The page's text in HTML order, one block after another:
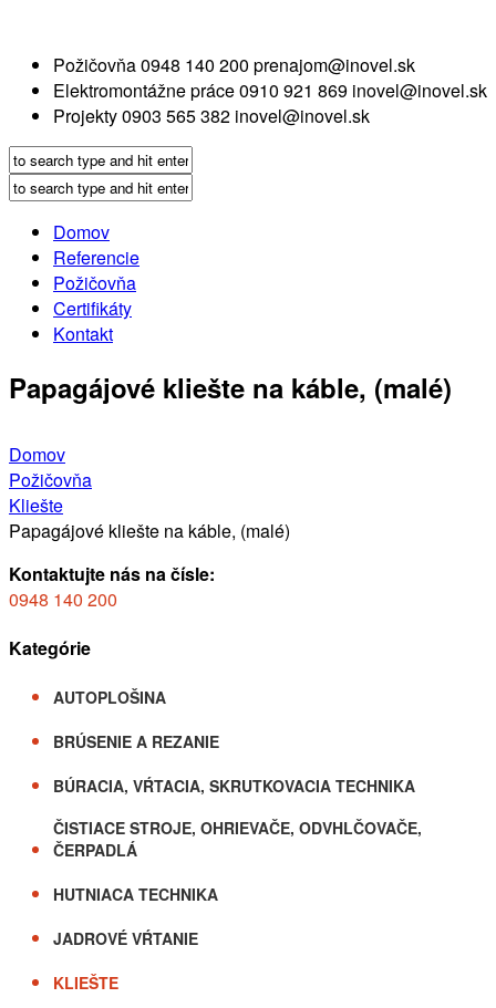
Požičovňa0948 140 200 prenajom@inovel.sk
Elektromontážne práce0910 921 869 inovel@inovel.sk
Projekty0903 565 382 inovel@inovel.sk
Domov
Referencie
Požičovňa
Certifikáty
Kontakt
Papagájové kliešte na káble, (malé)
Domov
Požičovňa
Kliešte
Papagájové kliešte na káble, (malé)
Kontaktujte nás na čísle:
0948 140 200
Kategórie
AUTOPLOŠINA
BRÚSENIE A REZANIE
BÚRACIA, VŔTACIA, SKRUTKOVACIA TECHNIKA
ČISTIACE STROJE, OHRIEVAČE, ODVHLČOVAČE,
ČERPADLÁ
HUTNIACA TECHNIKA
JADROVÉ VŔTANIE
KLIEŠTE